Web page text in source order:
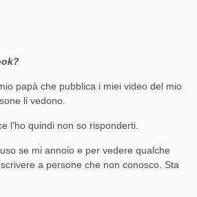
papà che pubblica i miei video del mio
li vedono.
l’ho quindi non so risponderti.
se mi annoio e per vedere qualche
a persone che non conosco. Sta